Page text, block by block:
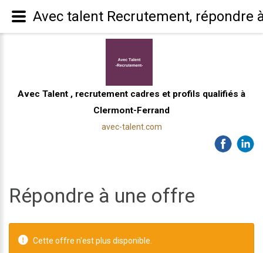
Avec Talent , recrutement cadres et profils qualifiés à
Clermont-Ferrand
avec-talent.com
Répondre à une offre
Cette offre n'est plus disponible.
Avec talent Recrutement, répondre